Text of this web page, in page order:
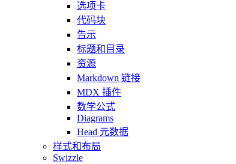
选项卡
代码块
告示
标题和目录
资源
Markdown 链接
MDX 插件
数学公式
Diagrams
Head 元数据
样式和布局
Swizzle